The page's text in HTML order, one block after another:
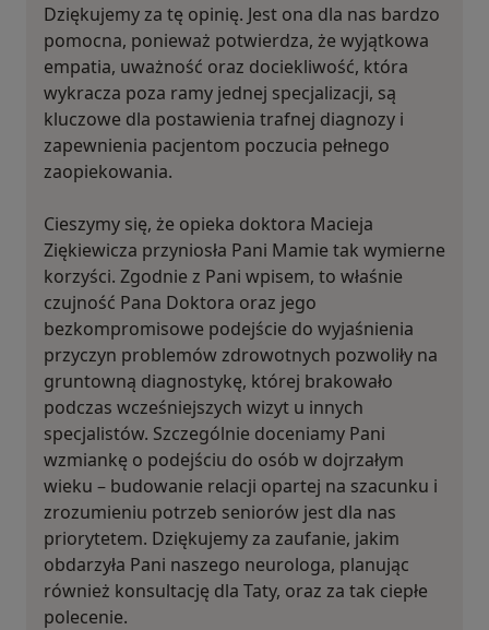
Dziękujemy za tę opinię. Jest ona dla nas bardzo
pomocna, ponieważ potwierdza, że wyjątkowa
empatia, uważność oraz dociekliwość, która
wykracza poza ramy jednej specjalizacji, są
kluczowe dla postawienia trafnej diagnozy i
zapewnienia pacjentom poczucia pełnego
zaopiekowania.
Cieszymy się, że opieka doktora Macieja
Ziękiewicza przyniosła Pani Mamie tak wymierne
korzyści. Zgodnie z Pani wpisem, to właśnie
czujność Pana Doktora oraz jego
bezkompromisowe podejście do wyjaśnienia
przyczyn problemów zdrowotnych pozwoliły na
gruntowną diagnostykę, której brakowało
podczas wcześniejszych wizyt u innych
specjalistów. Szczególnie doceniamy Pani
wzmiankę o podejściu do osób w dojrzałym
wieku – budowanie relacji opartej na szacunku i
zrozumieniu potrzeb seniorów jest dla nas
priorytetem. Dziękujemy za zaufanie, jakim
obdarzyła Pani naszego neurologa, planując
również konsultację dla Taty, oraz za tak ciepłe
polecenie.